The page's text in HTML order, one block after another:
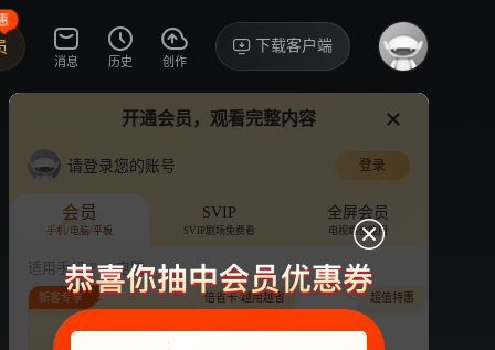
消息 历史 创作
下载客户端
讨论·511
你好，星期六 2026
综艺 综艺热搜榜No.2 游戏 娱乐
403.7万分享
开通会员，观看完整内容
请登录您的账号 登录
会员
手机/电脑/平板
SVIP
SVIP剧场免费看
全屏会员
电视端也能用
适用手机/Pad/电脑
新客专享 倍省卡·越用越省 超值特惠